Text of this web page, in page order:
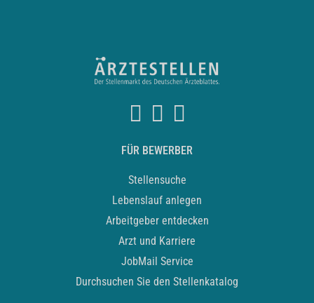
FÜR BEWERBER
Stellensuche
Lebenslauf anlegen
Arbeitgeber entdecken
Arzt und Karriere
JobMail Service
Durchsuchen Sie den Stellenkatalog